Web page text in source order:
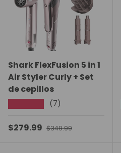
Shark FlexFusion 5 in 1
Air Styler Curly + Set
de cepillos
(7)
Precio de venta
$279.99 Precio normal
$349.99